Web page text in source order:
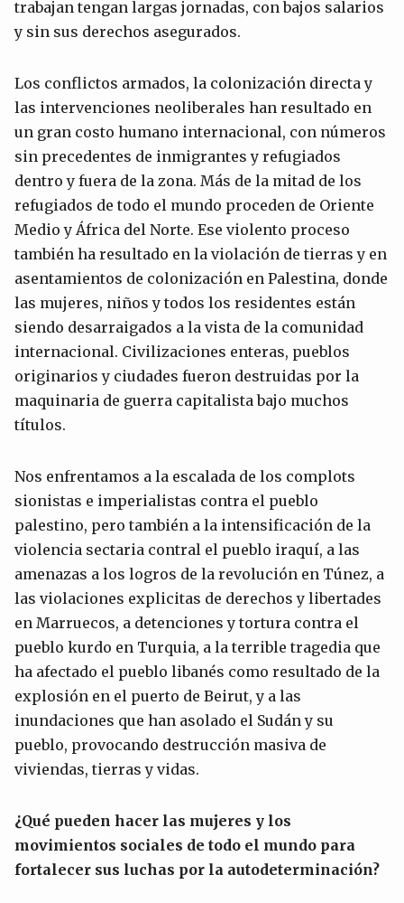
trabajan tengan largas jornadas, con bajos salarios
y sin sus derechos asegurados.
Los conflictos armados, la colonización directa y
las intervenciones neoliberales han resultado en
un gran costo humano internacional, con números
sin precedentes de inmigrantes y refugiados
dentro y fuera de la zona. Más de la mitad de los
refugiados de todo el mundo proceden de Oriente
Medio y África del Norte. Ese violento proceso
también ha resultado en la violación de tierras y en
asentamientos de colonización en Palestina, donde
las mujeres, niños y todos los residentes están
siendo desarraigados a la vista de la comunidad
internacional. Civilizaciones enteras, pueblos
originarios y ciudades fueron destruidas por la
maquinaria de guerra capitalista bajo muchos
títulos.
Nos enfrentamos a la escalada de los complots
sionistas e imperialistas contra el pueblo
palestino, pero también a la intensificación de la
violencia sectaria contral el pueblo iraquí, a las
amenazas a los logros de la revolución en Túnez, a
las violaciones explicitas de derechos y libertades
en Marruecos, a detenciones y tortura contra el
pueblo kurdo en Turquia, a la terrible tragedia que
ha afectado el pueblo libanés como resultado de la
explosión en el puerto de Beirut, y a las
inundaciones que han asolado el Sudán y su
pueblo, provocando destrucción masiva de
viviendas, tierras y vidas.
¿Qué pueden hacer las mujeres y los
movimientos sociales de todo el mundo para
fortalecer sus luchas por la autodeterminación?